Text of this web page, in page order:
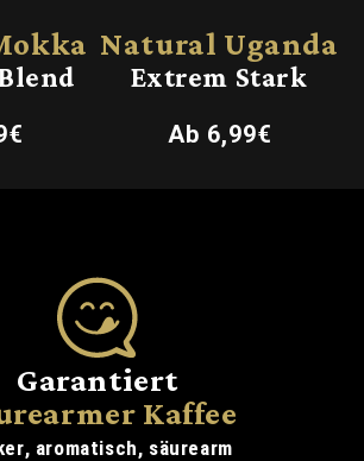
Natural Uganda
Extrem Stark
Normaler
Ab 6,99€
Garantiert
Kaffee
aromatisch, säurearm